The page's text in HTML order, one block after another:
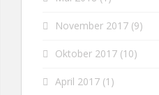
November 2017 (9)
Oktober 2017 (10)
April 2017 (1)